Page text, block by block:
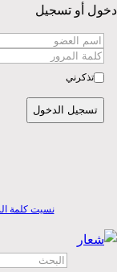
دخول أو تسجيل
تذكرني
تسجيل الدخول
نسيت كلمة